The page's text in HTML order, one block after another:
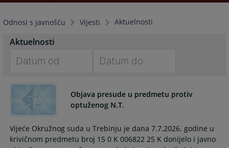
Odnosi s javnošću Vijesti Aktuelnosti
Aktuelnosti
forward
interact
the
calendar
forward
to
interact
the
calendar
Objava presude u predmetu protiv
optuženog N.T.
Vijeće Okružnog suda u Trebinju je dana 7.7.2026. godine u
krivičnom predmetu broj 15 0 K 006822 25 K donijelo i javno